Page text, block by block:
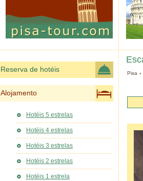
Pisa ›
Reserva de hotéis
Alojamento
Hotéis 5 estrelas
Hotéis 4 estrelas
Hotéis 3 estrelas
Hotéis 2 estrelas
Hotéis 1 estrela